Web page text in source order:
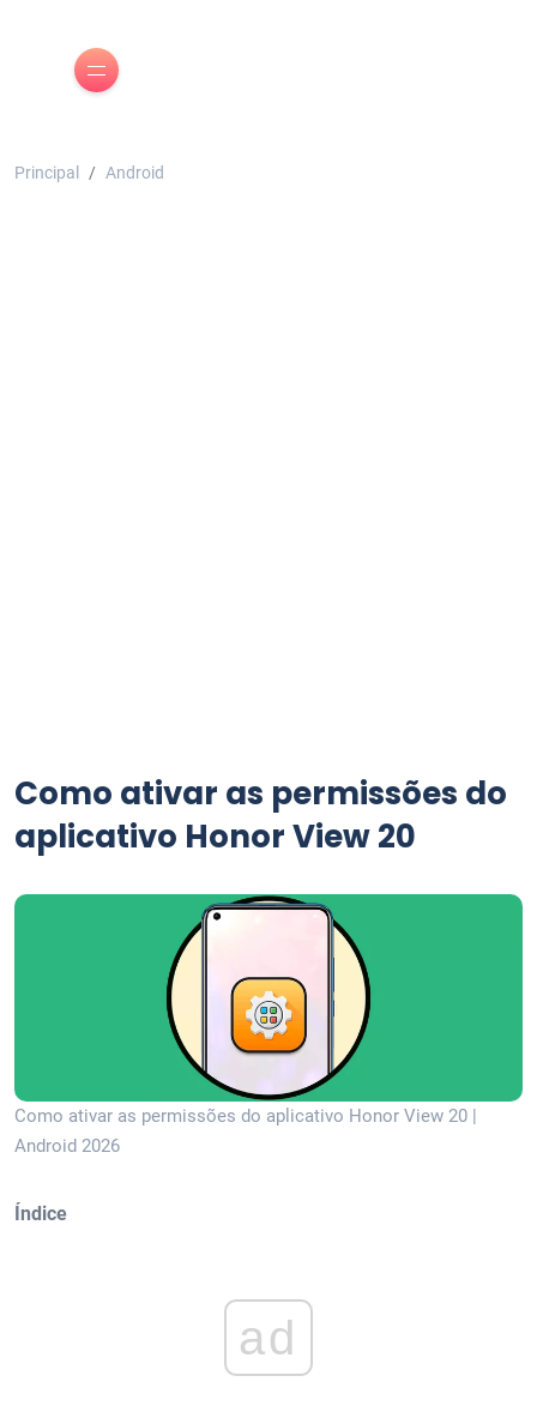
Principal Android
Como ativar as permissões do
aplicativo Honor View 20
Como ativar as permissões do aplicativo Honor View 20 |
Android 2026
Índice
ad